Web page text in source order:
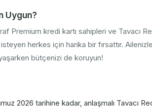
Uygun?
Premium kredi kartı sahipleri ve Tavacı
herkes için harika bir fırsattır.
bütçenizi de koruyun!
2026 tarihine kadar, anlaşmalı Tavacı